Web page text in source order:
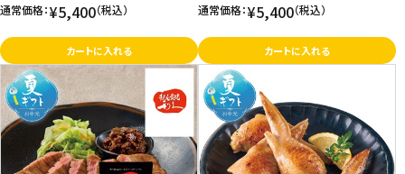
セール
フードロス
ペット用品
通常価格：¥5,400（税込）
カートに入れる
通常価格：¥5,400（税込）
カートに入れる